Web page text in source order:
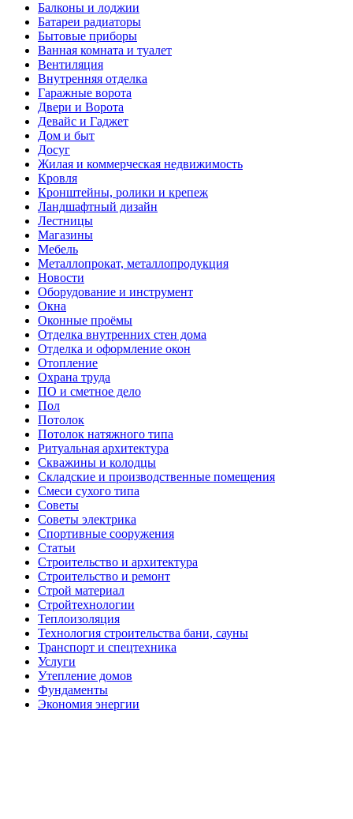
Балконы и лоджии
Батареи радиаторы‎
Бытовые приборы
Ванная комната и туалет
Вентиляция
Внутренняя отделка
Гаражные ворота
Двери и Ворота
Девайс и Гаджет
Дом и быт
Досуг
Жилая и коммерческая недвижимость
Кровля
Кронштейны, ролики и крепеж
Ландшафтный дизайн
Лестницы
Магазины
Мебель
Металлопрокат, металлопродукция
Новости
Оборудование и инструмент
Окна
Оконные проёмы
Отделка внутренних стен дома
Отделка и оформление окон
Отопление
Охрана труда
ПО и сметное дело
Пол
Потолок
Потолок натяжного типа
Ритуальная архитектура
Скважины и колодцы
Складские и производственные помещения
Смеси сухого типа
Советы
Советы электрика
Спортивные сооружения
Статьи
Строительство и архитектура
Строительство и ремонт
Строй материал
Стройтехнологии
Теплоизоляция
Технология строительства бани, сауны
Транспорт и спецтехника
Услуги
Утепление домов
Фундаменты
Экономия энергии